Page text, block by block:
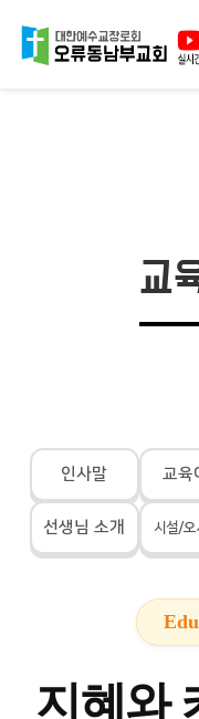
교
인사말 교육
선생님 소개 시설/오
지혜와